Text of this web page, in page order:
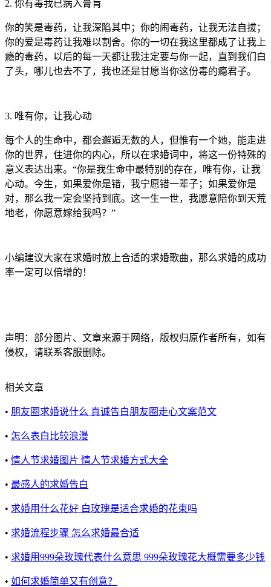
2. 你有毒我已病入膏肓
你的笑是毒药，让我深陷其中；你的闹毒药，让我无法自拔；
你的爱是毒药让我难以割舍。你的一切在我这里都成了让我上
瘾的毒药，以后的每一天都让我注定要与你一起，直到我们白
了头，哪儿也去不了，我也还是甘愿当你这份毒的瘾君子。
3. 唯有你，让我心动
每个人的生命中，都会邂逅无数的人，但惟有一个她，能走进
你的世界，住进你的内心，所以在求婚词中，将这一份特殊的
意义表达出来。“你是我生命中最特别的存在，唯有你，让我
心动。今生，如果爱你是错，我宁愿错一辈子；如果爱你是
对，那么我一定会坚持到底。这一生一世，我愿意陪你到天荒
地老，你愿意嫁给我吗？”
小编建议大家在求婚时放上合适的求婚歌曲，那么求婚的成功
率一定可以倍增的！
声明：部分图片、文章来源于网络，版权归原作者所有，如有
侵权，请联系客服删除。
相关文章
• 朋友圈求婚说什么 真诚告白朋友圈走心文案范文
• 怎么表白比较浪漫
• 情人节求婚图片 情人节求婚方式大全
• 最感人的求婚告白
• 求婚用什么花好 白玫瑰是适合求婚的花束吗
• 求婚流程步骤 怎么求婚最合适
• 求婚用999朵玫瑰代表什么意思 999朵玫瑰花大概需要多少钱
• 如何求婚简单又有创意？